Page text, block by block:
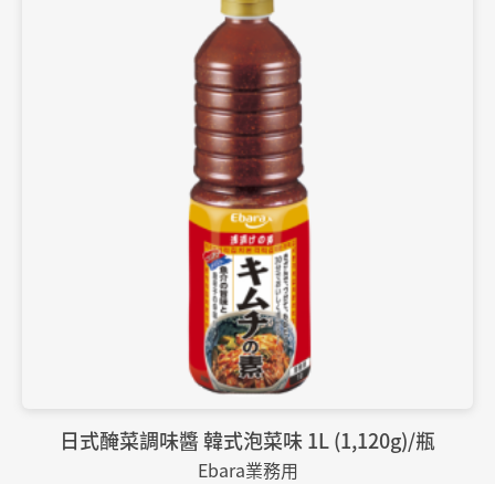
日式醃菜調味醬 韓式泡菜味 1L (1,120g)/瓶
Ebara業務用